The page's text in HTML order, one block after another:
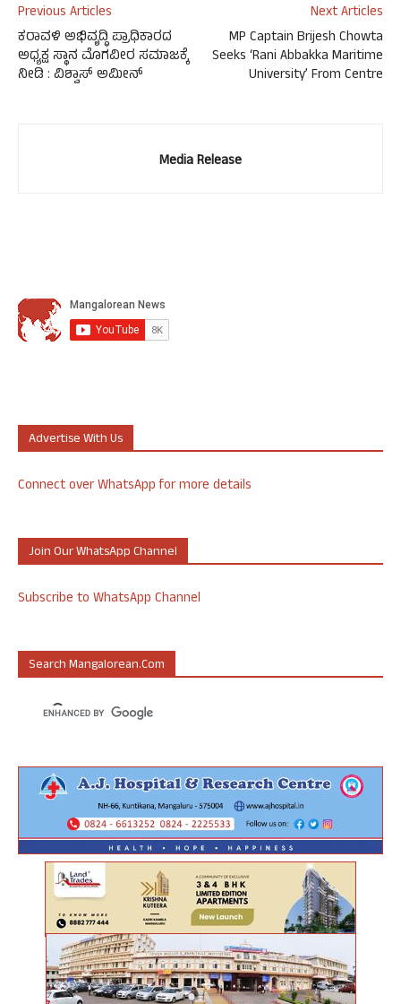
Previous Articles
ಕರಾವಳಿ ಅಭಿವೃದ್ಧಿ ಪ್ರಾಧಿಕಾರದ
ಅಧ್ಯಕ್ಷ ಸ್ಥಾನ ಮೊಗವೀರ ಸಮಾಜಕ್ಕೆ
ನೀಡಿ : ವಿಶ್ವಾಸ್ ಅಮೀನ್
Next Articles
MP Captain Brijesh Chowta
Seeks ‘Rani Abbakka Maritime
University’ From Centre
Media Release
Advertise With Us
Connect over WhatsApp for more details
Join Our WhatsApp Channel
Subscribe to WhatsApp Channel
Search Mangalorean.com